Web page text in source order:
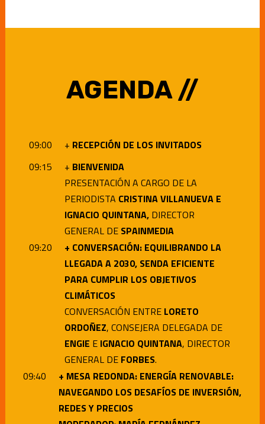
AGENDA//
09:00 + RECEPCIÓN DE LOS INVITADOS
09:15
+ BIENVENIDA
PRESENTACIÓN A CARGO DE LA
PERIODISTA CRISTINA VILLANUEVA E
IGNACIO QUINTANA, DIRECTOR
GENERAL DE SPAINMEDIA
09:20
+ CONVERSACIÓN: EQUILIBRANDO LA
LLEGADA A 2030, SENDA EFICIENTE
PARA CUMPLIR LOS OBJETIVOS
CLIMÁTICOS
CONVERSACIÓN ENTRE LORETO
ORDOÑEZ, CONSEJERA DELEGADA DE
ENGIE E IGNACIO QUINTANA, DIRECTOR
GENERAL DEFORBES.
09:40
+ MESA REDONDA: ENERGÍA RENOVABLE:
NAVEGANDO LOS DESAFÍOS DE INVERSIÓN,
REDES Y PRECIOS